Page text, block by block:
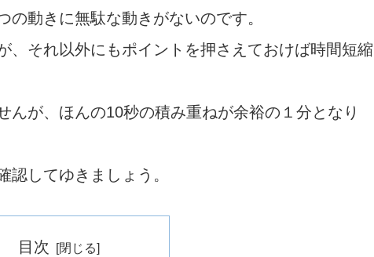
動きに無駄な動きがないのです。
、それ以外にもポイントを押さえておけば時間短縮
んが、ほんの10秒の積み重ねが余裕の１分となり
認してゆきましょう。
目次